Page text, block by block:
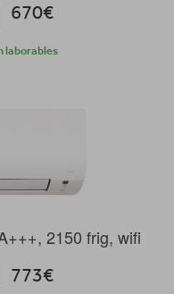
670€
laborables
2150 frig, wifi
773€